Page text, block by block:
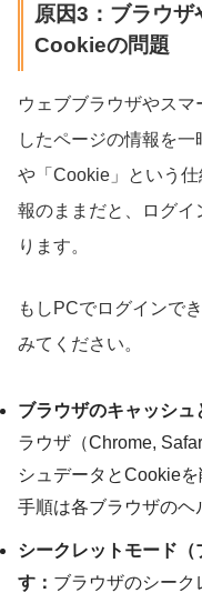
原因3：ブラウザ
Cookieの問題
ウェブブラウザやス
したページの情報を一
や「Cookie」という
報のままだと、ログ
ります。
もしPCでログインで
みてください。
ブラウザのキャッシュ
ラウザ（Chrome,
シュデータとCookie
手順は各ブラウザのヘ
シークレットモード
す： ブラウザのシーク